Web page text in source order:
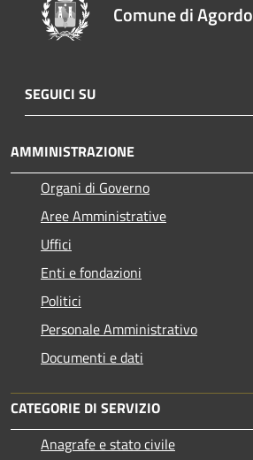
Comune di Agordo
SEGUICI SU
AMMINISTRAZIONE
Organi di Governo
Aree Amministrative
Uffici
Enti e fondazioni
Politici
Personale Amministrativo
Documenti e dati
CATEGORIE DI SERVIZIO
Anagrafe e stato civile